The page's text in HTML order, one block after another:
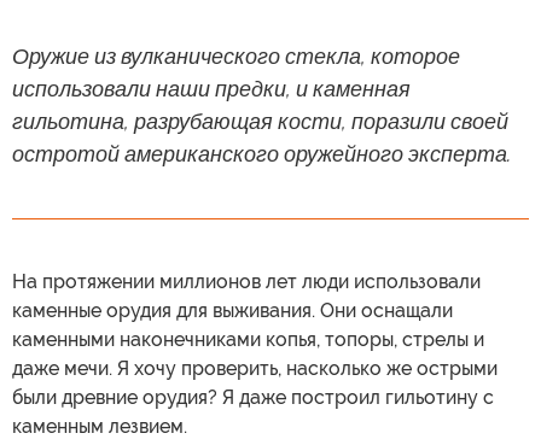
Оружие из вулканического стекла, которое
использовали наши предки, и каменная
гильотина, разрубающая кости, поразили своей
остротой американского оружейного эксперта.
На протяжении миллионов лет люди использовали
каменные орудия для выживания. Они оснащали
каменными наконечниками копья, топоры, стрелы и
даже мечи. Я хочу проверить, насколько же острыми
были древние орудия? Я даже построил гильотину с
каменным лезвием.